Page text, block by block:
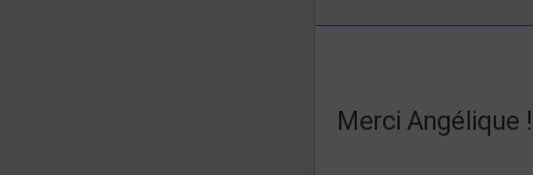
Merci Angélique